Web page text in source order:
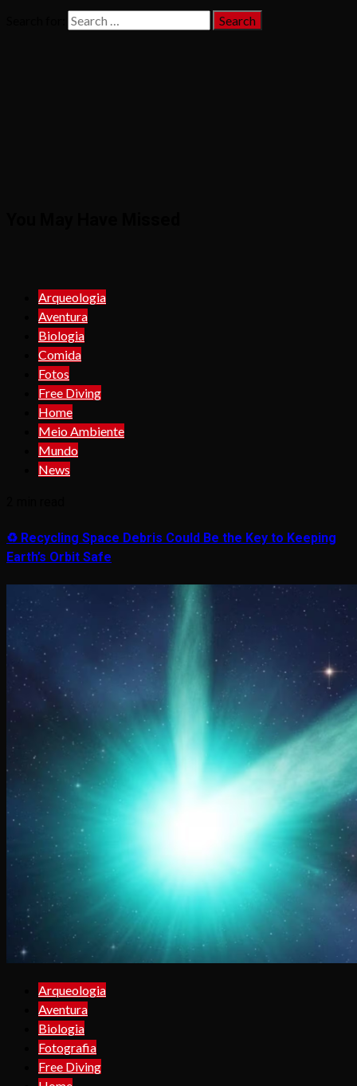
Arqueologia
Aventura
Biologia
Comida
Fotos
Free Diving
Home
Meio Ambiente
Mundo
News
♻️ Recycling Space Debris Could Be the Key to Keeping
Earth’s Orbit Safe
Arqueologia
Aventura
Biologia
Fotografia
Free Diving